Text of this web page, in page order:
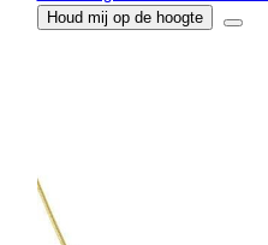
Houd mij op de hoogte